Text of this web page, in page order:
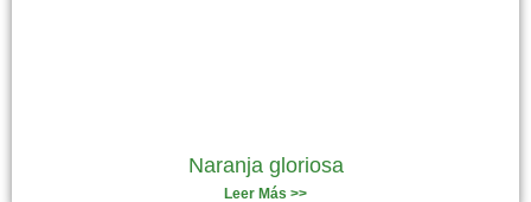
Naranja gloriosa
Leer Más >>